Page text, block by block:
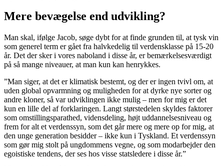
Mere bevægelse end udvikling?
Man skal, ifølge Jacob, søge dybt for at finde grunden til, at tysk vin
som generel term er gået fra halvkedelig til verdensklasse på 15-20
år. Det der sker i vores naboland i disse år, er bemærkelsesværdigt
på så mange niveauer, at man kun kan henrykkes.
”Man siger, at det er klimatisk bestemt, og der er ingen tvivl om, at
uden global opvarmning og muligheden for at dyrke nye sorter og
andre kloner, så var udviklingen ikke mulig – men for mig er det
kun en lille del af forklaringen. Langt størstedelen skyldes faktorer
som omstillingsparathed, vidensdeling, højt uddannelsesniveau og
frem for alt et verdenssyn, som det går mere og mere op for mig, at
den unge generation besidder – ikke kun i Tyskland. Et verdenssyn
som gør mig stolt på ungdommens vegne, og som modarbejder den
egoistiske tendens, der ses hos visse statsledere i disse år.”